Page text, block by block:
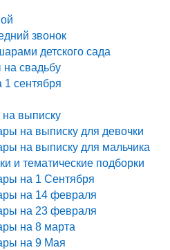
звонок
детского сада
свадьбу
сентября
выписку
на выписку для девочки
на выписку для мальчика
и тематические подборки
на 1 Сентября
на 14 февраля
на 23 февраля
на 8 марта
на 9 Мая